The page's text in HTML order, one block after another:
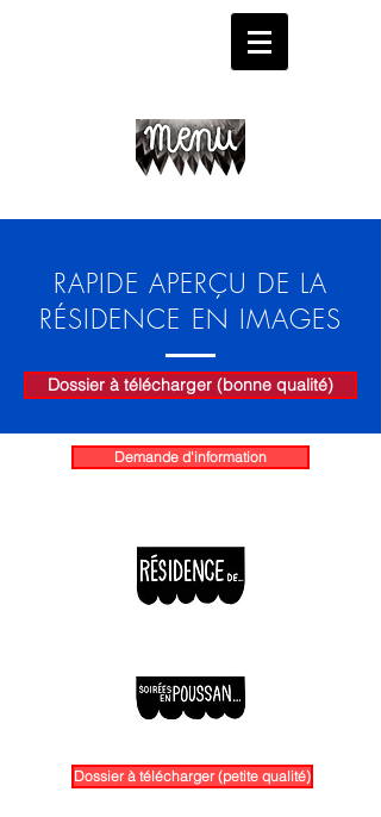
RAPIDE APERÇU DE LA
RÉSIDENCE EN IMAGES
Dossier à télécharger (bonne qualité)
Demande d'information
Dossier à télécharger (petite qualité)